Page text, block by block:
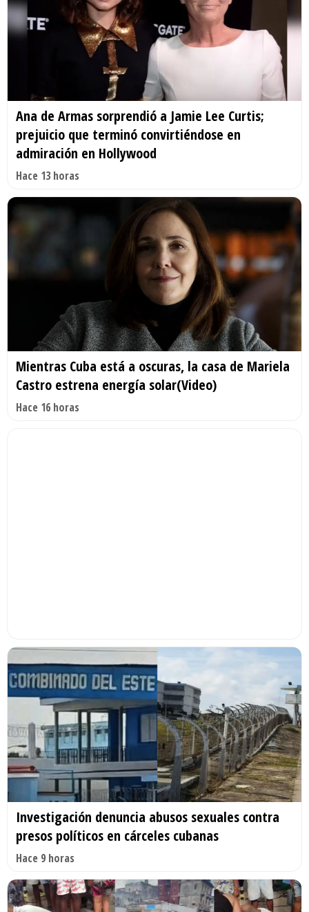
Ana de Armas sorprendió a Jamie Lee Curtis;
prejuicio que terminó convirtiéndose en
admiración en Hollywood
Hace 13 horas
Mientras Cuba está a oscuras, la casa de Mariela
Castro estrena energía solar(Video)
Hace 16 horas
Investigación denuncia abusos sexuales contra
presos políticos en cárceles cubanas
Hace 9 horas